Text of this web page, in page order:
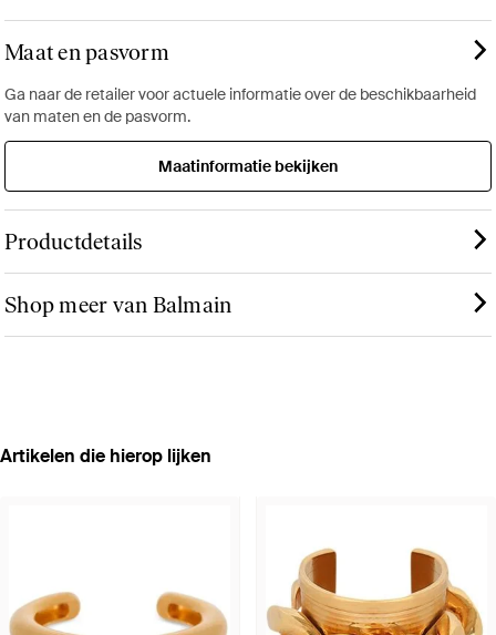
Maat en pasvorm
Ga naar de retailer voor actuele informatie over de beschikbaarheid
van maten en de pasvorm.
Maatinformatie bekijken
Productdetails
Shop meer van Balmain
Artikelen die hierop lijken